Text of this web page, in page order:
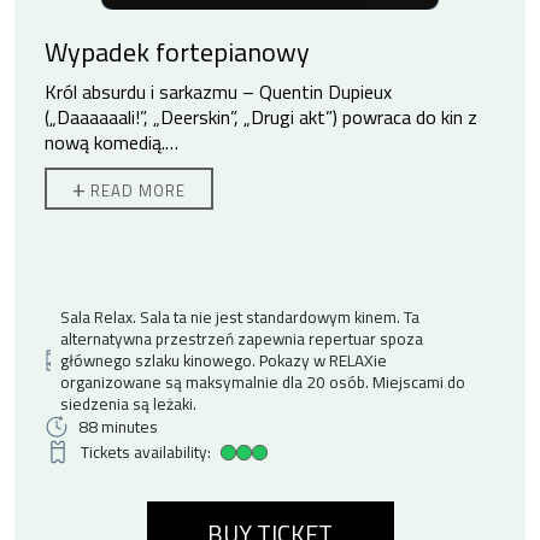
Wypadek fortepianowy
Król absurdu i sarkazmu – Quentin Dupieux
(„Daaaaaali!”, „Deerskin”, „Drugi akt”) powraca do kin z
nową komedią.
„Wypadek fortepianowy” z Adèle Exarchopoulos w roli
głównej, to zjadliwa tragifarsa obnażająca wszelkie
absurdy mediów społecznościowych i kultury
Magali (Adèle Exarchopoulos), znana jako Magaloche,
to gwiazda internetu, budująca swoją „karierę” na
kontrowersji. Bohaterka publikuje w sieci materiały, na
których poddaje się różnym, często ekstremalnym,
aktom autoagresji. Poważny wypadek z udziałem
fortepianu podczas realizacji jednego z jej filmów
sprawia, że kobieta na jakiś czas postanawia usunąć się
+ READ MORE
Sala Relax. Sala ta nie jest standardowym kinem. Ta
alternatywna przestrzeń zapewnia repertuar spoza
głównego szlaku kinowego. Pokazy w RELAXie
organizowane są maksymalnie dla 20 osób. Miejscami do
siedzenia są leżaki.
88 minutes
Tickets availability:
High ticket availability